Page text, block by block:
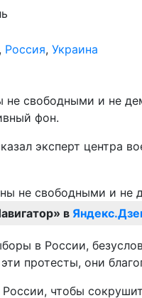
, Россия, Украина
свободными и не
фон.
эксперт центра
в
в России,
протесты, они
чтобы